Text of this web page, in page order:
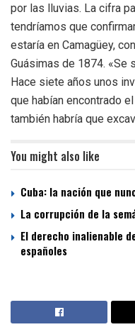
por las lluvias. La cifra
tendríamos que
estaría en Camagüey,
Guásimas de 1874. «Se
Hace siete años unos
que habían encontrado
también habría que
You might also like
Cuba: la nación que
La corrupción de la
El derecho inalienable
españoles